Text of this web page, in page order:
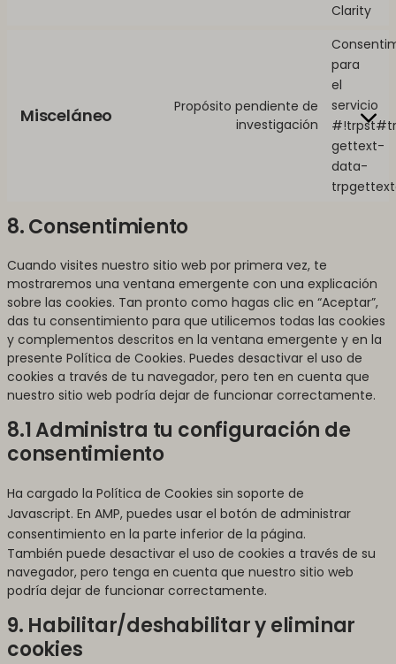
Clarity
Misceláneo
Propósito pendiente de
investigación
para
el
servicio
gettext-
data-
8. Consentimiento
Cuando visites nuestro sitio web por primera vez, te
mostraremos una ventana emergente con una explicación
sobre las cookies. Tan pronto como hagas clic en “Aceptar”,
das tu consentimiento para que utilicemos todas las cookies
y complementos descritos en la ventana emergente y en la
presente Política de Cookies. Puedes desactivar el uso de
cookies a través de tu navegador, pero ten en cuenta que
nuestro sitio web podría dejar de funcionar correctamente.
8.1 Administra tu configuración de
consentimiento
Ha cargado la Política de Cookies sin soporte de
Javascript. En AMP, puedes usar el botón de administrar
consentimiento en la parte inferior de la página.
También puede desactivar el uso de cookies a través de su
navegador, pero tenga en cuenta que nuestro sitio web
podría dejar de funcionar correctamente.
9. Habilitar/deshabilitar y eliminar
cookies